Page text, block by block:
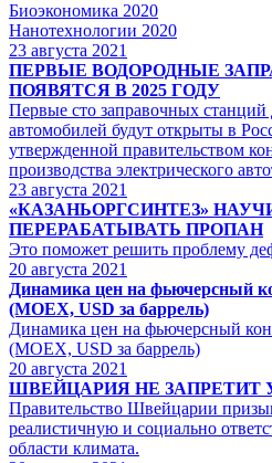
Биоэкономика 2020
Нанотехнологии 2020
23 августа 2021
ПЕРВЫЕ ВОДОРОДНЫЕ
ПОЯВЯТСЯ В 2025 ГОДУ
Первые сто заправочных
автомобилей будут открыты в
утвержденной правительством
производства электрического
23 августа 2021
«КАЗАНЬОРГСИНТЕЗ»
ПЕРЕРАБАТЫВАТЬ ПРОПАН
Это поможет решить проблему
20 августа 2021
Динамика цен на фьючерсный
(MOEX, USD за баррель)
Динамика цен на фьючерсный
(MOEX, USD за баррель)
20 августа 2021
ШВЕЙЦАРИЯ НЕ ЗАПРЕТИТ
Правительство Швейцарии
реалистичную и социально
области климата.